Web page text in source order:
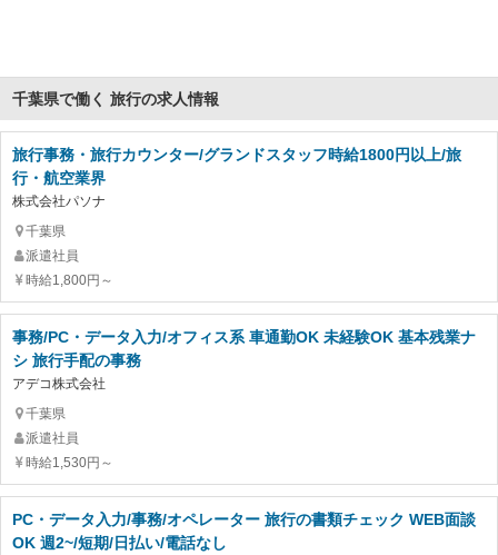
千葉県で働く 旅行の求人情報
旅行事務・旅行カウンター/グランドスタッフ時給1800円以上/旅
行・航空業界
株式会社パソナ
千葉県
派遣社員
時給1,800円～
事務/PC・データ入力/オフィス系 車通勤OK 未経験OK 基本残業ナ
シ 旅行手配の事務
アデコ株式会社
千葉県
派遣社員
時給1,530円～
PC・データ入力/事務/オペレーター 旅行の書類チェック WEB面談
OK 週2~/短期/日払い/電話なし